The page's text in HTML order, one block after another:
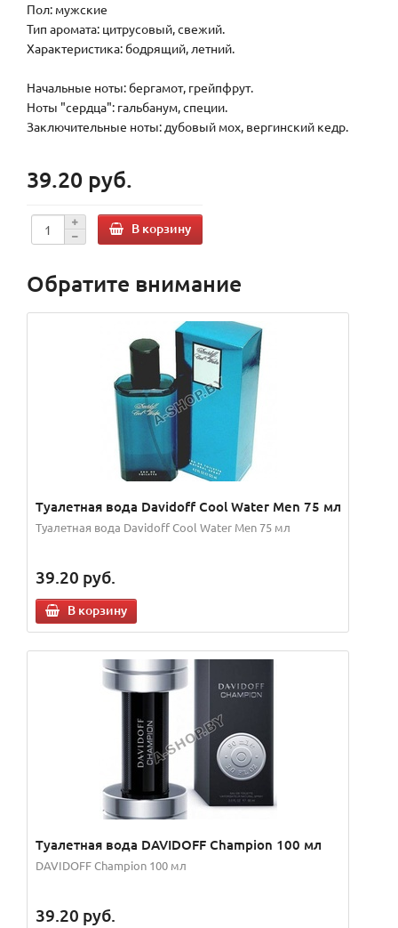
Пол: мужские
Тип аромата: цитрусовый, свежий.
Характеристика: бодрящий, летний.
Начальные ноты: бергамот, грейпфрут.
Ноты "сердца": гальбанум, специи.
Заключительные ноты: дубовый мох, вергинский кедр.
39.20 руб.
В корзину
Обратите внимание
Туалетная вода Davidoff Cool Water Men 75 мл
Туалетная вода Davidoff Cool Water Men 75 мл
39.20 руб.
В корзину
Туалетная вода DAVIDOFF Champion 100 мл
DAVIDOFF Champion 100 мл
39.20 руб.